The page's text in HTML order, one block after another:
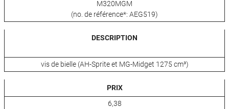
M320MGM
(no. de référence*: AEG519)
DESCRIPTION
vis de bielle (AH-Sprite et MG-Midget 1275 cm³)
PRIX
6,38